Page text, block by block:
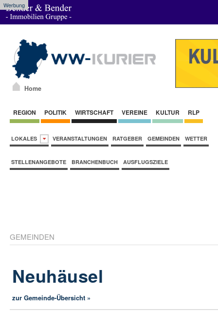
Werbung
Home
REGION POLITIK WIRTSCHAFT VEREINE KULTUR RLP
LOKALES VERANSTALTUNGEN RATGEBER GEMEINDEN WETTER
STELLENANGEBOTE BRANCHENBUCH AUSFLUGSZIELE
GEMEINDEN
Neuhäusel
zur Gemeinde-Übersicht »